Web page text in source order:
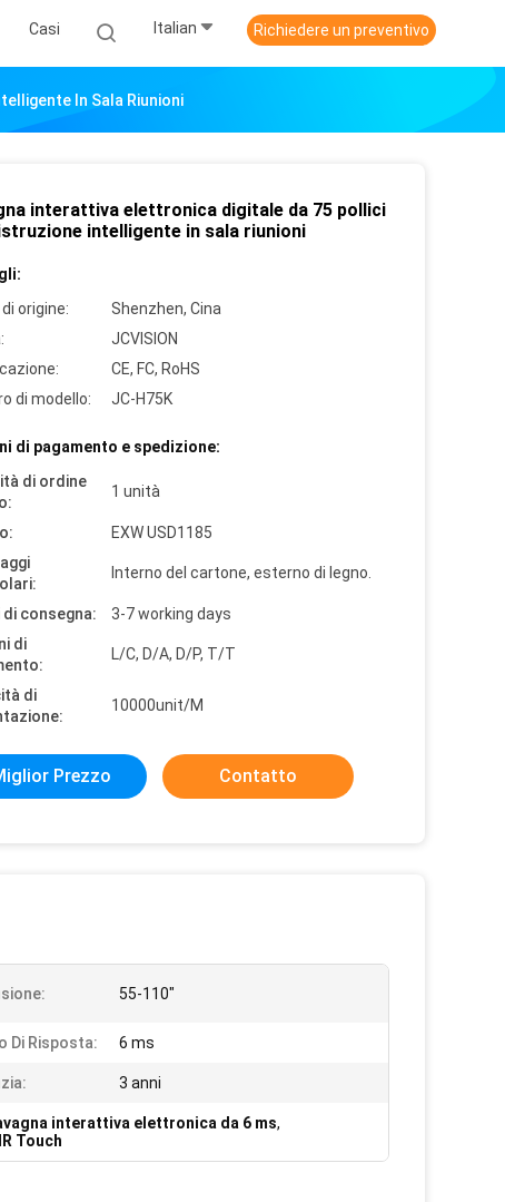
Casi Italian Richiedere un preventivo
In Sala Riunioni
interattiva elettronica digitale da 75 pollici
intelligente in sala riunioni
origine:
Shenzhen, Cina
JCVISION
CE, FC, RoHS
di modello:
JC-H75K
di pagamento e spedizione:
di ordine
1 unità
EXW USD1185
Interno del cartone, esterno di legno.
di consegna:
3-7 working days
di
L/C, D/A, D/P, T/T
di
10000unit/M
Prezzo Contatto
55-110"
Di Risposta: 6 ms
3 anni
interattiva elettronica da 6 ms,
Touch